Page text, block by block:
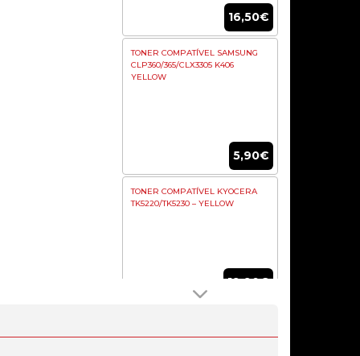
16,50€
TONER COMPATÍVEL SAMSUNG
CLP360/365/CLX3305 K406
YELLOW
5,90€
TONER COMPATÍVEL KYOCERA
TK5220/TK5230 – YELLOW
19,90€